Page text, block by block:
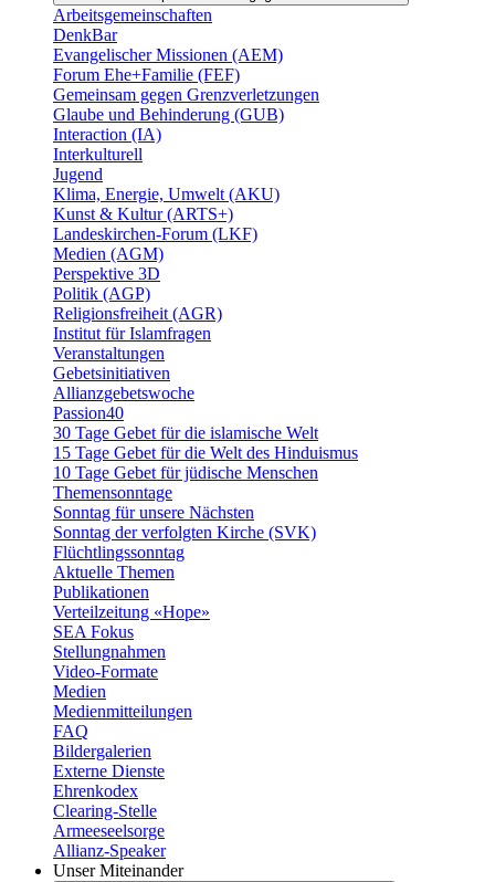
Arbeitsgemeinschaften
DenkBar
Evangelischer Missionen (AEM)
Forum Ehe+Familie (FEF)
Gemeinsam gegen Grenzverletzungen
Glaube und Behinderung (GUB)
Interaction (IA)
Interkulturell
Jugend
Klima, Energie, Umwelt (AKU)
Kunst & Kultur (ARTS+)
Landeskirchen-Forum (LKF)
Medien (AGM)
Perspektive 3D
Politik (AGP)
Religionsfreiheit (AGR)
Institut für Islamfragen
Veranstaltungen
Gebetsinitiativen
Allianzgebetswoche
Passion40
30 Tage Gebet für die islamische Welt
15 Tage Gebet für die Welt des Hinduismus
10 Tage Gebet für jüdische Menschen
Themensonntage
Sonntag für unsere Nächsten
Sonntag der verfolgten Kirche (SVK)
Flüchtlingssonntag
Aktuelle Themen
Publikationen
Verteilzeitung «Hope»
SEA Fokus
Stellungnahmen
Video-Formate
Medien
Medienmitteilungen
FAQ
Bildergalerien
Externe Dienste
Ehrenkodex
Clearing-Stelle
Armeeseelsorge
Allianz-Speaker
Unser Miteinander